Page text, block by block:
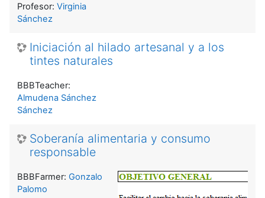
Profesor: Virginia
Sánchez
Iniciación al hilado artesanal y a los
tintes naturales
BBBTeacher:
Almudena Sánchez
Sánchez
Soberanía alimentaria y consumo
responsable
BBBFarmer: Gonzalo
Palomo